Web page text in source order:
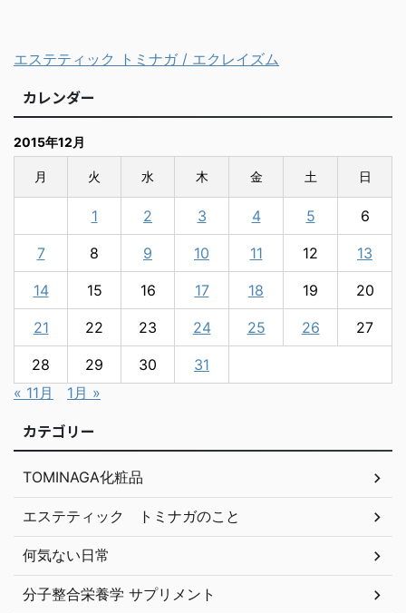
エステティック トミナガ / エクレイズム
カレンダー
2015年12月
月 火 水 木 金 土 日
1 2 3 4 5 6
7 8 9 10 11 12 13
14 15 16 17 18 19 20
21 22 23 24 25 26 27
28 29 30
31
« 11月
1月 »
カテゴリー
TOMINAGA化粧品
エステティック トミナガのこと
何気ない日常
分子整合栄養学 サプリメント